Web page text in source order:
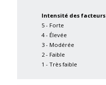
Intensité des facteurs
5 - Forte
4 - Élevée
3 - Modérée
2 - Faible
1 - Très faible